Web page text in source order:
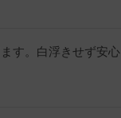
す。白浮きせず安